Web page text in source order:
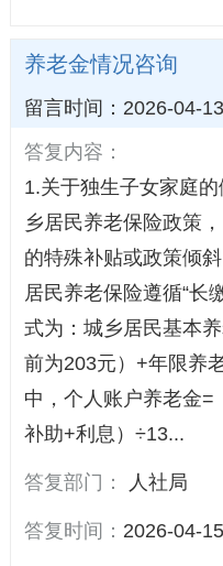
养老金情况咨询
留言时间：2026-04-13
答复内容：
1.关于独生子女家庭
乡居民养老保险政策
的特殊补贴或政策倾
居民养老保险遵循“长
式为：城乡居民基本
前为203元）+年限养
中，个人账户养老金=
补助+利息）÷13...
答复部门： 人社局
答复时间： 2026-04-15